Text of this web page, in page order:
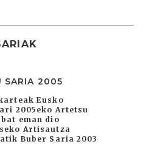
SARIA 2005
Eusko
2005eko Artetsu
eman dio
Artisautza
Buber Saria 2003